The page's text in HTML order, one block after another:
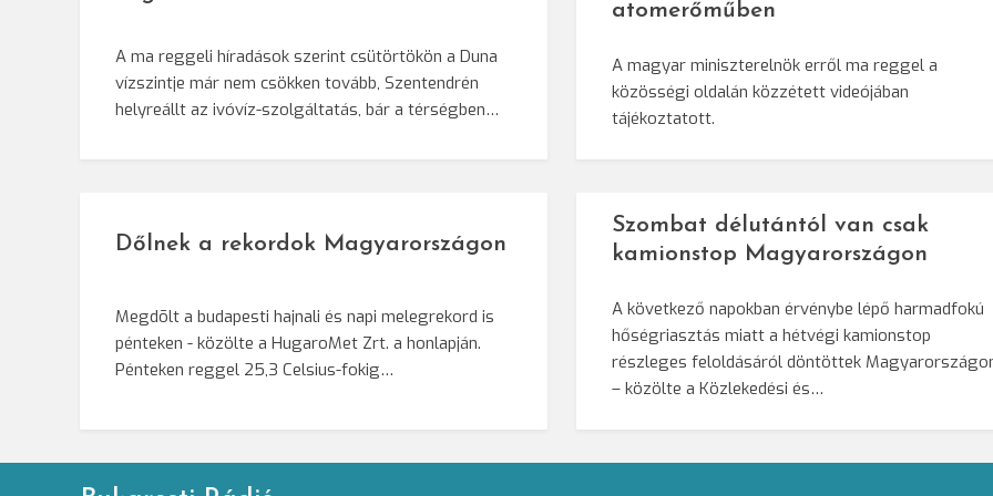
A ma reggeli híradások szerint csütörtökön a Duna
vízszintje már nem csökken tovább, Szentendrén
helyreállt az ivóvíz-szolgáltatás, bár a térségben…
atomerőműben
A magyar miniszterelnök erről ma reggel a
közösségi oldalán közzétett videójában
tájékoztatott.
Dőlnek a rekordok Magyarországon
Megdõlt a budapesti hajnali és napi melegrekord is
pénteken - közölte a HugaroMet Zrt. a honlapján.
Pénteken reggel 25,3 Celsius-fokig…
Szombat délutántól van csak
kamionstop Magyarországon
A következő napokban érvénybe lépő harmadfokú
hőségriasztás miatt a hétvégi kamionstop
részleges feloldásáról döntöttek
– közölte a Közlekedési és…